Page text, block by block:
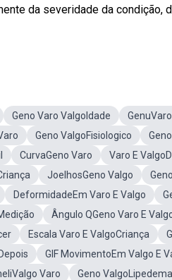
da severidade da condição,
Geno Varo ValgoIdade
Geno ValgoFisiologico
CurvaGeno Varo Varo E
JoelhosGeno Valgo
DeformidadeEm Varo E Valgo
Ângulo QGeno Varo E
Escala Varo E ValgoCriança
GIF MovimentoEm Valgo E
Varo Geno ValgoLipedema